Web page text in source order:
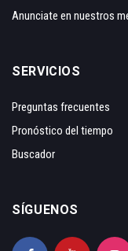
Anunciate en nuestros
SERVICIOS
Preguntas frecuentes
Pronóstico del tiempo
Buscador
SÍGUENOS